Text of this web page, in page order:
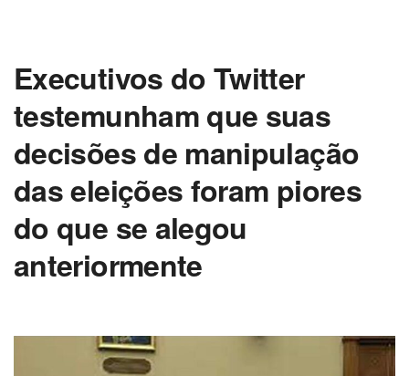
Executivos do Twitter
testemunham que suas
decisões de manipulação
das eleições foram piores
do que se alegou
anteriormente